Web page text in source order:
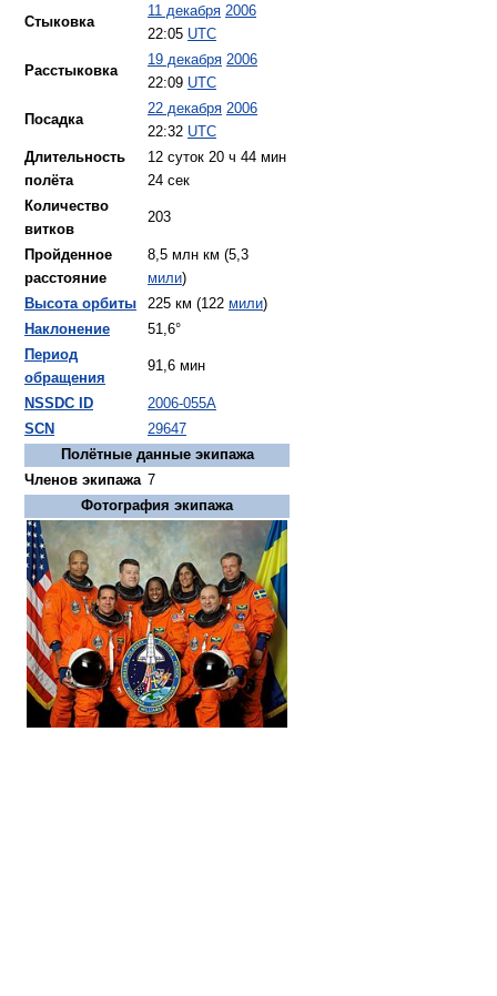
Стыковка
11 декабря 2006
22:05 UTC
Расстыковка
19 декабря 2006
22:09 UTC
Посадка
22 декабря 2006
22:32 UTC
Длительность
полёта
12 суток 20 ч 44 мин
24 сек
Количество
витков
203
Пройденное
расстояние
8,5 млн км (5,3
мили)
Высота орбиты
225 км (122 мили)
Наклонение
51,6°
Период
обращения
91,6 мин
NSSDC ID
2006-055A
SCN
29647
Полётные данные экипажа
Членов экипажа 7
Фотография экипажа